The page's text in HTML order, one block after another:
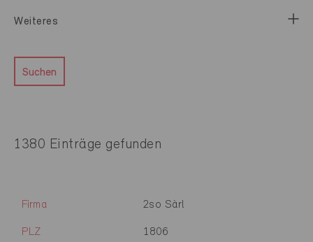
Weiteres
Suchen
1380 Einträge gefunden
Firma 2so Sàrl
PLZ 1806